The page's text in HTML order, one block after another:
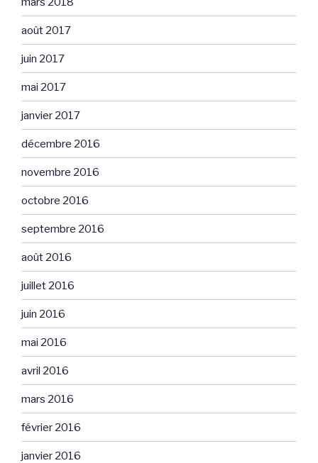
août 2017
juin 2017
mai 2017
janvier 2017
décembre 2016
novembre 2016
octobre 2016
septembre 2016
août 2016
juillet 2016
juin 2016
mai 2016
avril 2016
mars 2016
février 2016
janvier 2016